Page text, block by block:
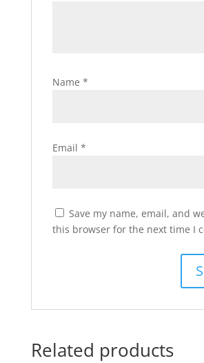
Name *
Email *
Save my name, email, and
this browser for the next time I
Related products